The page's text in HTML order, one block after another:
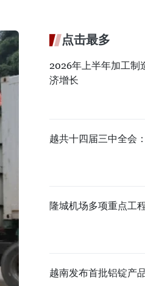
点击最多
2026年上半年加工制
济增长
越共十四届三中全会
隆城机场多项重点工
越南发布首批铝锭产